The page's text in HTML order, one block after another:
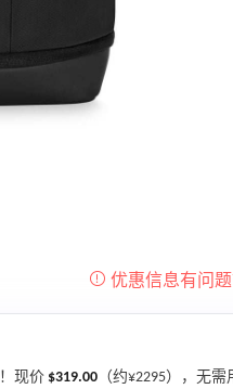
！现价 $319.00 （约¥2295），无需
满$200享8.5折优惠+部分送好
Bloomingdales
Mytheresa：折扣区时尚上新
低门槛入手7件套